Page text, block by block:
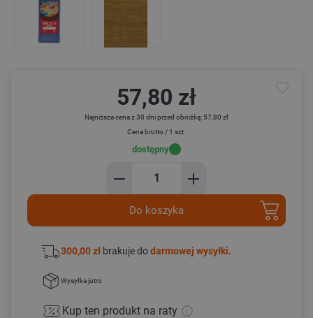
57,80 zł
Najniższa cena z 30 dni przed obniżką: 57,80 zł
Cena brutto / 1 szt.
dostępny
Do koszyka
300,00 zł brakuje dodarmowej wysyłki.
Wysyłkajutro
Kup ten produkt na raty